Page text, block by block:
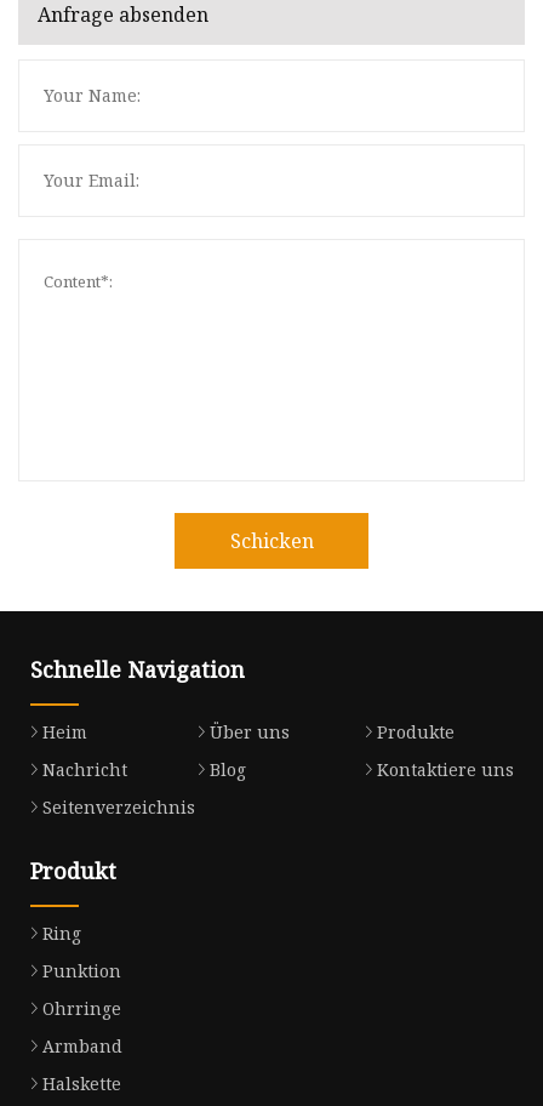
Anfrage absenden
Schicken
Schnelle Navigation
Heim Über uns
Produkte
Nachricht
Blog
Kontaktiere uns
Seitenverzeichnis
Produkt
Ring
Punktion
Ohrringe
Armband
Halskette